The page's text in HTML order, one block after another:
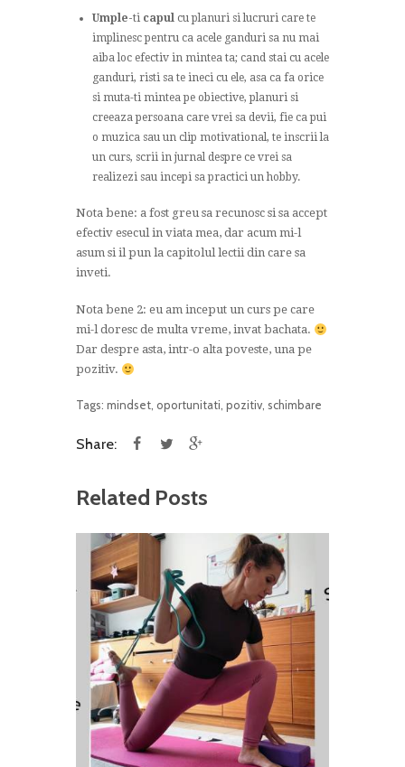
Umple-ti capul cu planuri si lucruri care te
implinesc pentru ca acele ganduri sa nu mai
aiba loc efectiv in mintea ta; cand stai cu acele
ganduri, risti sa te ineci cu ele, asa ca fa orice
si muta-ti mintea pe obiective, planuri si
creeaza persoana care vrei sa devii, fie ca pui
o muzica sau un clip motivational, te inscrii la
un curs, scrii in jurnal despre ce vrei sa
realizezi sau incepi sa practici un hobby.
Nota bene: a fost greu sa recunosc si sa accept
efectiv esecul in viata mea, dar acum mi-l
asum si il pun la capitolul lectii din care sa
inveti.
Nota bene 2: eu am inceput un curs pe care
mi-l doresc de multa vreme, invat bachata.
Dar despre asta, intr-o alta poveste, una pe
pozitiv.
Tags: mindset oportunitati pozitiv schimbare
Share:
Related Posts